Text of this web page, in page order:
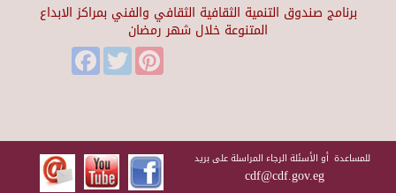
برنامج صندوق التنمية الثقافية الثقافي والفني بمراكز الابداع
المتنوعة خلال شهر رمضان
FacebookTwitter
للمساعدة أو الأسئلة الرجاء المراسلة على بريد
cdf@cdf.gov.eg